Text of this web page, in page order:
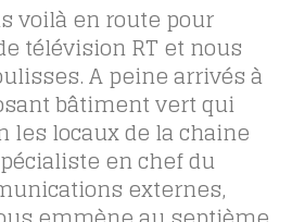
voilà en route pour
télévision RT et nous
A peine arrivés à
bâtiment vert qui
les locaux de la chaine
en chef du
externes,